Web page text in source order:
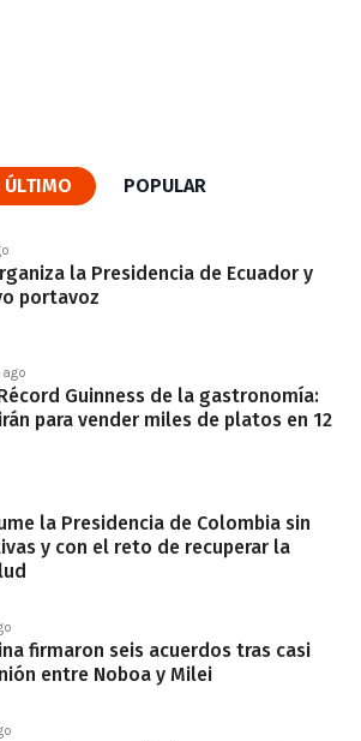
ÚLTIMO POPULAR
la Presidencia de Ecuador y
portavoz
ago
Guinness de la gastronomía:
para vender miles de platos en 12
la Presidencia de Colombia sin
y con el reto de recuperar la
firmaron seis acuerdos tras casi
entre Noboa y Milei